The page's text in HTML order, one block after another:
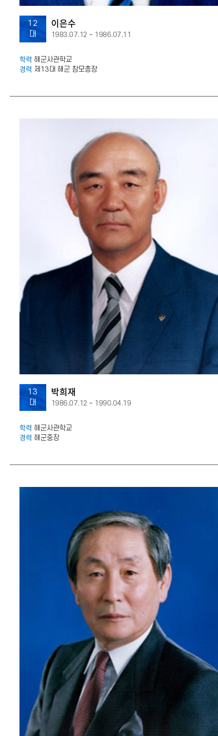
12
대
이은수
1983.07.12 ~ 1986.07.11
학력 해군사관학교
경력 제13대 해군 참모총장
13
대
박희재
1986.07.12 ~ 1990.04.19
학력 해군사관학교
경력 해군중장